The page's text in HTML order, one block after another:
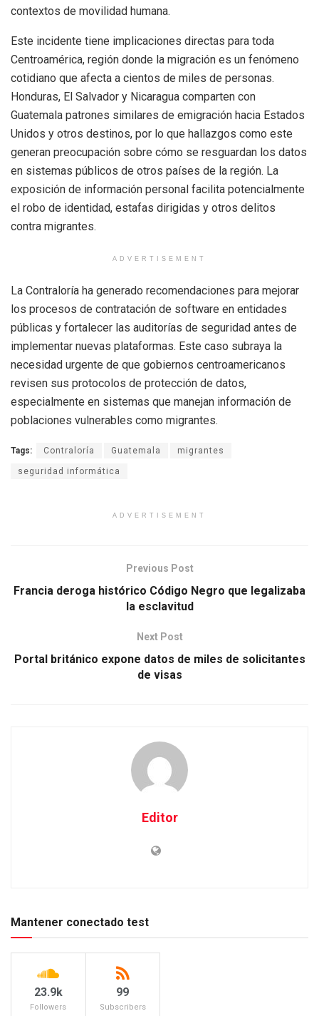
contextos de movilidad humana.
Este incidente tiene implicaciones directas para toda
Centroamérica, región donde la migración es un fenómeno
cotidiano que afecta a cientos de miles de personas.
Honduras, El Salvador y Nicaragua comparten con
Guatemala patrones similares de emigración hacia Estados
Unidos y otros destinos, por lo que hallazgos como este
generan preocupación sobre cómo se resguardan los datos
en sistemas públicos de otros países de la región. La
exposición de información personal facilita potencialmente
el robo de identidad, estafas dirigidas y otros delitos
contra migrantes.
ADVERTISEMENT
La Contraloría ha generado recomendaciones para mejorar
los procesos de contratación de software en entidades
públicas y fortalecer las auditorías de seguridad antes de
implementar nuevas plataformas. Este caso subraya la
necesidad urgente de que gobiernos centroamericanos
revisen sus protocolos de protección de datos,
especialmente en sistemas que manejan información de
poblaciones vulnerables como migrantes.
Tags: Contraloría Guatemala migrantes
seguridad informática
ADVERTISEMENT
Previous Post
Francia deroga histórico Código Negro que legalizaba
la esclavitud
Next Post
Portal británico expone datos de miles de solicitantes
de visas
Editor
Mantener conectado test
23.9k
Followers
99
Subscribers